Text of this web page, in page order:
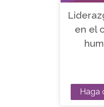
en el
Haga